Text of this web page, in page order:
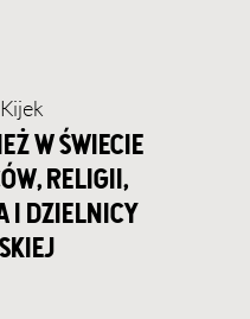
w świecie
religii,
i dzielnicy